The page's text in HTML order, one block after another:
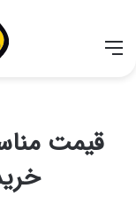
قیمت
با توجه به
همچنان